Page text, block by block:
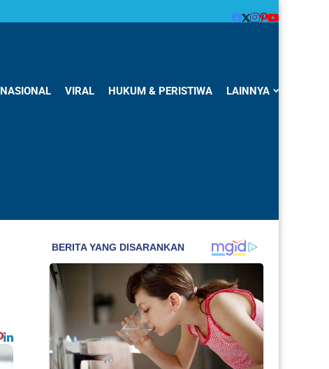
NASIONAL VIRAL HUKUM & PERISTIWA LAINNYA